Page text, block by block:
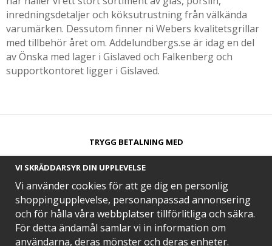
inredningsdetaljer och köksutrustning från välkända
varumärken. Dessutom finner ni Webers kvalitetsgrillar
med tillbehör året om. Addelundbergs.se är idag en del
av Önska med lager i Gislaved och Falkenberg och
supportkontoret ligger i Gislaved.
TRYGG BETALNING MED​
SNABB LEVERANS MED
VI SKRÄDDARSYR DIN UPPLEVELSE
Vi använder cookies för att ge dig en personlig
shoppingupplevelse, personanpassad annonsering
och för hålla våra webbplatser tillförlitliga och säkra.
För detta ändamål samlar vi in information om
användarna, deras mönster och deras enheter.